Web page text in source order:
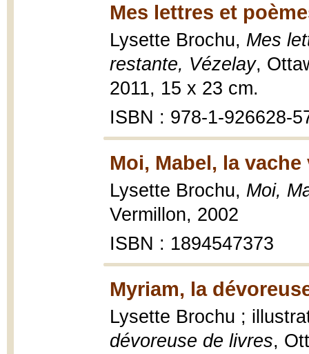
Mes lettres et
Lysette Brochu, Mes
restante, Vézelay,
2011, 15 x 23 cm.
ISBN : 978-1-926628-
Moi, Mabel, la
Lysette Brochu, Moi,
Vermillon, 2002
ISBN : 1894547373
Myriam, la
Lysette Brochu ;
dévoreuse de livres,